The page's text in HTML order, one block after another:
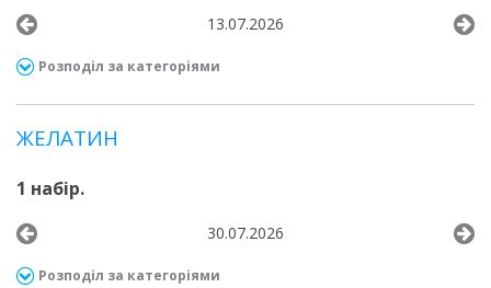
13.07.2026
Розподіл за категоріями
ЖЕЛАТИН
1 набір.
30.07.2026
Розподіл за категоріями